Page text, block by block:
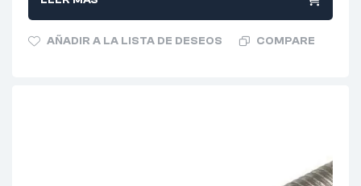
AÑADIR A LA LISTA DE DESEOS COMPARE